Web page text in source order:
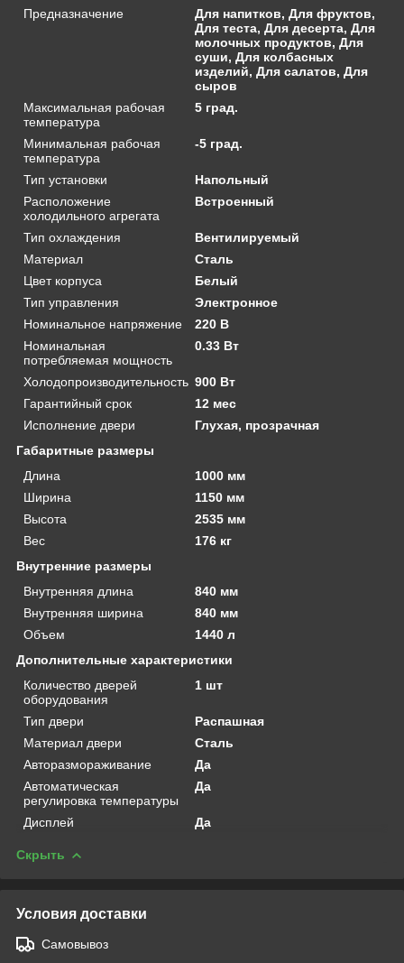
Предназначение
Для напитков, Для фруктов,
Для теста, Для десерта, Для
молочных продуктов, Для
суши, Для колбасных
изделий, Для салатов, Для
сыров
Максимальная рабочая
температура
5 град.
Минимальная рабочая
температура
-5 град.
Тип установки
Напольный
Расположение
холодильного агрегата
Встроенный
Тип охлаждения
Вентилируемый
Материал
Сталь
Цвет корпуса
Белый
Тип управления
Электронное
Номинальное напряжение
220 В
Номинальная
потребляемая мощность
0.33 Вт
Холодопроизводительность 900 Вт
Гарантийный срок
12 мес
Исполнение двери
Глухая, прозрачная
Габаритные размеры
Длина
1000 мм
Ширина
1150 мм
Высота
2535 мм
Вес
176 кг
Внутренние размеры
Внутренняя длина
840 мм
Внутренняя ширина
840 мм
Объем
1440 л
Дополнительные характеристики
Количество дверей
оборудования
1 шт
Тип двери
Распашная
Материал двери
Сталь
Авторазмораживание
Да
Автоматическая
регулировка температуры
Да
Дисплей Да
Скрыть
Условия доставки
Самовывоз